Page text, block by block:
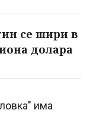
се шири в
долара
има